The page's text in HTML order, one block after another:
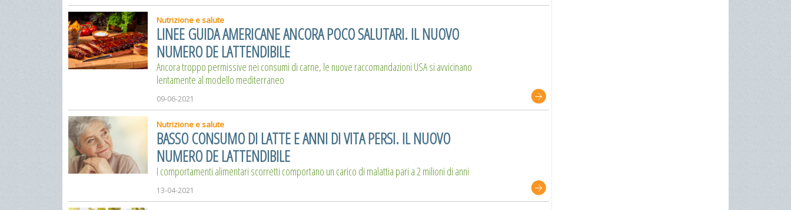
Nutrizione e salute
LINEE GUIDA AMERICANE ANCORA POCO SALUTARI. IL NUOVO
NUMERO DE LATTENDIBILE
Ancora troppo permissive nei consumi di carne, le nuove raccomandazioni USA si avvicinano
lentamente al modello mediterraneo
09-06-2021
Nutrizione e salute
BASSO CONSUMO DI LATTE E ANNI DI VITA PERSI. IL NUOVO
NUMERO DE LATTENDIBILE
I comportamenti alimentari scorretti comportano un carico di malattia pari a 2 milioni di anni
13-04-2021